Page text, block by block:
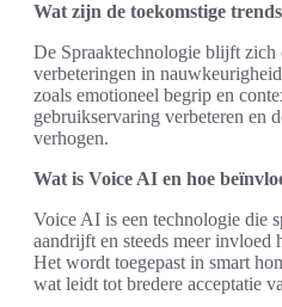
Wat zijn de toekomstige
De Spraaktechnologie blijft
verbeteringen in
zoals emotioneel begrip en
gebruikservaring verbeteren en
verhogen.
Wat is Voice AI en hoe
Voice AI is een technologie die
aandrijft en steeds meer invloed
Het wordt toegepast in smart
wat leidt tot bredere acceptatie